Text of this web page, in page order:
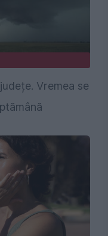
Vremea se